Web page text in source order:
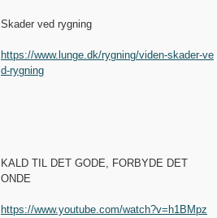
Skader ved rygning
https://www.lunge.dk/rygning/viden-skader-ve
d-rygning
KALD TIL DET GODE, FORBYDE DET
ONDE
https://www.youtube.com/watch?v=h1BMpz